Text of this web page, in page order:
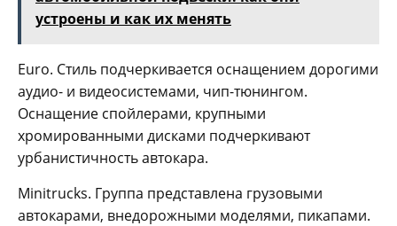
устроены и как их менять
Euro. Стиль подчеркивается оснащением дорогими
аудио- и видеосистемами, чип-тюнингом.
Оснащение спойлерами, крупными
хромированными дисками подчеркивают
урбанистичность автокара.
Minitrucks. Группа представлена грузовыми
автокарами, внедорожными моделями, пикапами.